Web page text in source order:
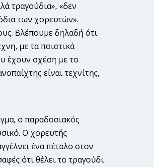
τραγούδια», «δεν
των χορευ­τών».
Βλέπουμε δηλαδή ότι
με τα ποιοτικά
έχουν σχέση με το
είναι τεχνίτης,
ο παραδοσιακός
Ο χορευτής
ένα πέταλο στον
ότι θέλει το τραγούδι